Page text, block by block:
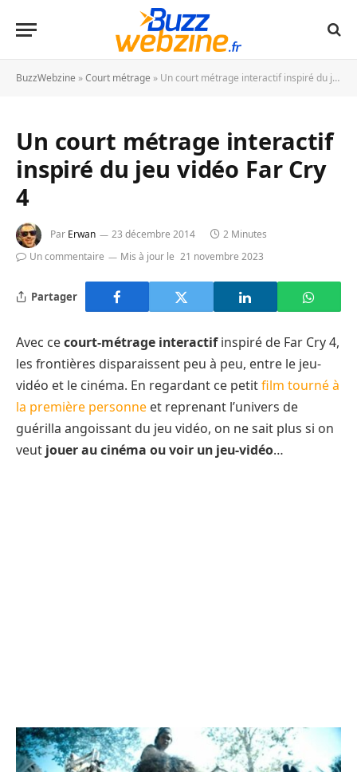
BuzzWebzine »Court métrage » Un court métrage interactif inspiré du jeu vidéo Far Cry 4
Un court métrage interactif
inspiré du jeu vidéo Far Cry
4
Par Erwan 23 décembre 2014
2 Minutes
Un commentaire
Mis à jour le 21 novembre 2023
Partager
Avec cecourt-métrage interactifinspiré de Far Cry 4,
les frontières disparaissent peu à peu, entre le jeu-
vidéo et le cinéma. En regardant ce petitfilm tourné à
la première personne et reprenant l’univers de
guérilla angoissant du jeu vidéo, on ne sait plus si on
veut jouer au cinéma ou voir un jeu-vidéo…